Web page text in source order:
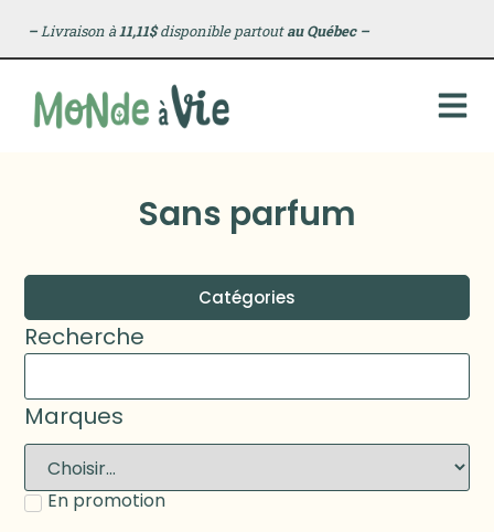
–Livraison à11,11$disponible partoutau Québec –
Sans parfum
Catégories
Recherche
Marques
En promotion